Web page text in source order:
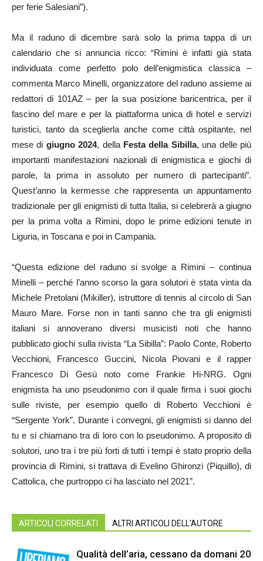
per ferie Salesiani”).
Ma il raduno di dicembre sarà solo la prima tappa di un
calendario che si annuncia ricco: “Rimini è infatti già stata
individuata come perfetto polo dell’enigmistica classica –
commenta Marco Minelli, organizzatore del raduno assieme ai
redattori di 101AZ – per la sua posizione baricentrica, per il
fascino del mare e per la piattaforma unica di hotel e servizi
turistici, tanto da sceglierla anche come città ospitante, nel
mese di giugno 2024, della Festa della Sibilla, una delle più
importanti manifestazioni nazionali di enigmistica e giochi di
parole, la prima in assoluto per numero di partecipanti”.
Quest’anno la kermesse che rappresenta un appuntamento
tradizionale per gli enigmisti di tutta Italia, si celebrerà a giugno
per la prima volta a Rimini, dopo le prime edizioni tenute in
Liguria, in Toscana e poi in Campania.
“Questa edizione del raduno si svolge a Rimini – continua
Minelli – perché l’anno scorso la gara solutori è stata vinta da
Michele Pretolani (Mikiller), istruttore di tennis al circolo di San
Mauro Mare. Forse non in tanti sanno che tra gli enigmisti
italiani si annoverano diversi musicisti noti che hanno
pubblicato giochi sulla rivista “La Sibilla”: Paolo Conte, Roberto
Vecchioni, Francesco Guccini, Nicola Piovani e il rapper
Francesco Di Gesù noto come Frankie Hi-NRG. Ogni
enigmista ha uno pseudonimo con il quale firma i suoi giochi
sulle riviste, per esempio quello di Roberto Vecchioni è
“Sergente York”. Durante i convegni, gli enigmisti si danno del
tu e si chiamano tra di loro con lo pseudonimo. A proposito di
solutori, uno tra i tre più forti di tutti i tempi è stato proprio della
provincia di Rimini, si trattava di Evelino Ghironzi (Piquillo), di
Cattolica, che purtroppo ci ha lasciato nel 2021”.
ARTICOLI CORRELATI ALTRI ARTICOLI DELL'AUTORE
Qualità dell’aria, cessano da domani 20